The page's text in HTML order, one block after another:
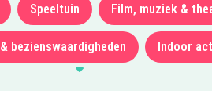
Speeltuin Film, muziek &
bezienswaardigheden Indoor